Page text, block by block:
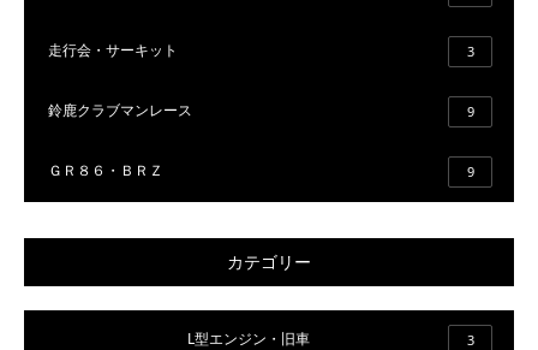
走行会・サーキット 3
鈴鹿クラブマンレース 9
ＧＲ８６・ＢＲＺ 9
カテゴリー
L型エンジン・旧車 3